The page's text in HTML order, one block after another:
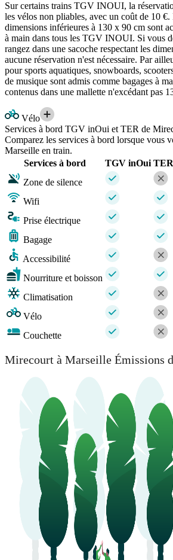
Sur certains trains TGV INOUI, la
les vélos non pliables, avec un coût de 10
dimensions inférieures à 130 x 90 cm sont
à main dans tous les TGV INOUI. Si vous
rangez dans une sacoche respectant les
aucune réservation n'est nécessaire. Par
pour sports aquatiques, snowboards,
de musique sont admis comme bagages à
contenus dans une mallette n'excédant pas
Vélo
Services à bord TGV inOui et TER de
Comparez les services à bord lorsque vous
Marseille en train.
Services à bord
TGV inOui TER
Zone de silence
Wifi
Prise électrique
Bagage
Accessibilité
Nourriture et boisson
Climatisation
Vélo
Couchette
Mirecourt à Marseille Émissions